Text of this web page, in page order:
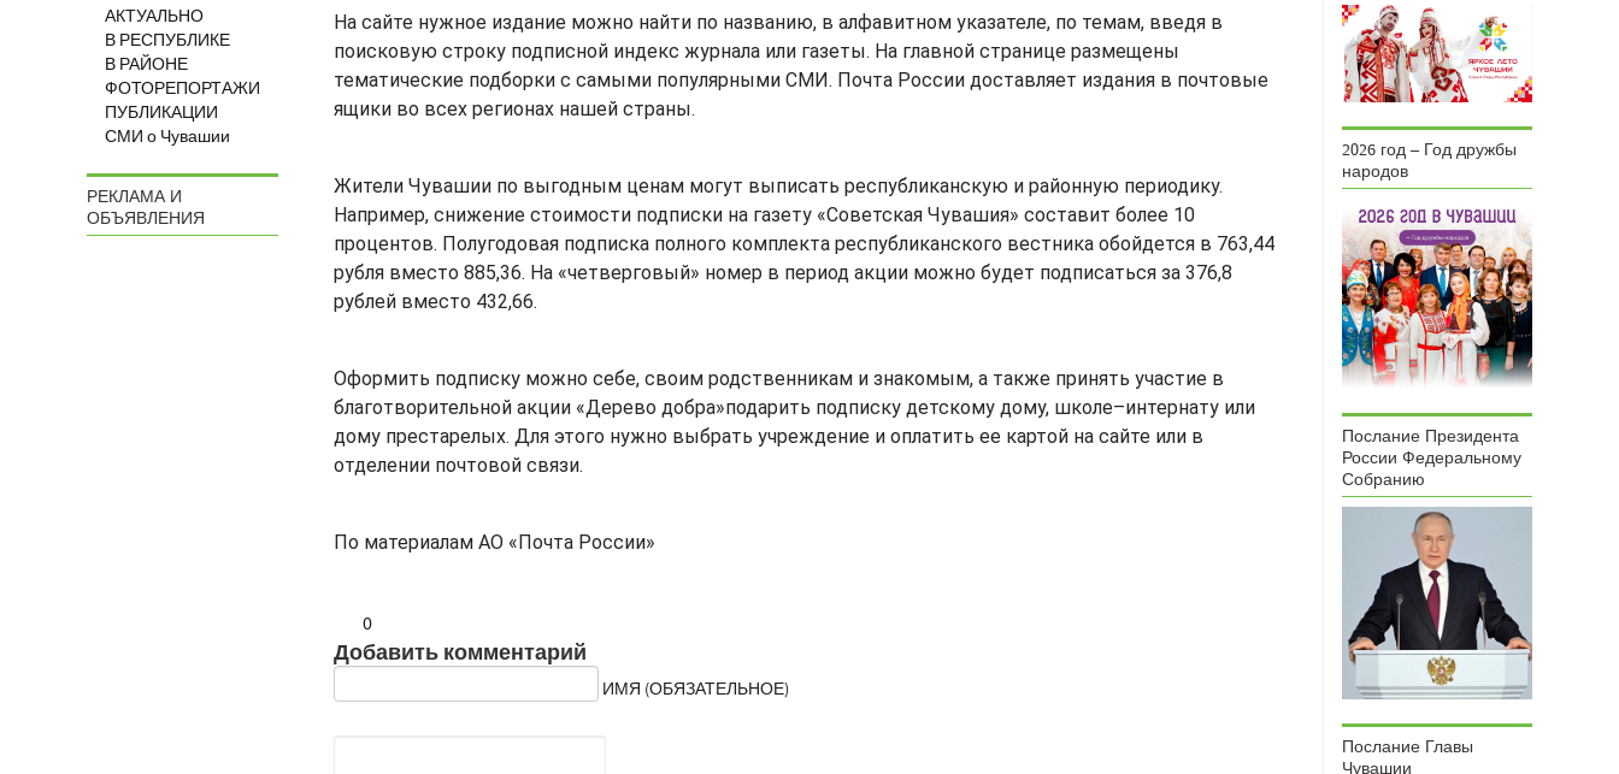
АКТУАЛЬНО
В РЕСПУБЛИКЕ
В РАЙОНЕ
ФОТОРЕПОРТАЖИ
ПУБЛИКАЦИИ
СМИ о Чувашии
РЕКЛАМА И
ОБЪЯВЛЕНИЯ
На сайте нужное издание можно найти по названию, в алфавитном указателе, по темам, введя в
поисковую строку подписной индекс журнала или газеты. На главной странице размещены
тематические подборки с самыми популярными СМИ. Почта России доставляет издания в почтовые
ящики во всех регионах нашей страны.
Жители Чувашии по выгодным ценам могут выписать республиканскую и районную периодику.
Например, снижение стоимости подписки на газету «Советская Чувашия» составит более 10
процентов. Полугодовая подписка полного комплекта республиканского вестника обойдется в 763,44
рубля вместо 885,36. На «четверговый» номер в период акции можно будет подписаться за 376,8
рублей вместо 432,66.
Оформить подписку можно себе, своим родственникам и знакомым, а также принять участие в
благотворительной акции «Дерево добра»подарить подписку детскому дому, школе–интернату или
дому престарелых. Для этого нужно выбрать учреждение и оплатить ее картой на сайте или в
отделении почтовой связи.
По материалам АО «Почта России»
0
Добавить комментарий
ИМЯ (ОБЯЗАТЕЛЬНОЕ)
2026 год – Год дружбы
народов
Послание Президента
России Федеральному
Собранию
Послание Главы
Чувашии